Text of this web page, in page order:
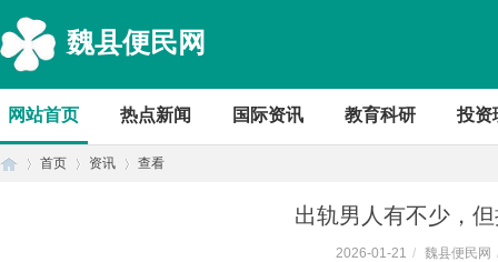
魏县便民网
网站首页 热点新闻 国际资讯 教育科研 投资
首页 资讯 查看
出轨男人有不少，
2026-01-21 / 魏县便民网